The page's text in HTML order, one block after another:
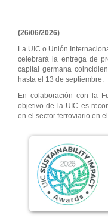
(26/06/2026)
La UIC o Unión
celebrará la entrega de
capital germana
hasta el 13 de septiembre.
En colaboración con la
objetivo de la UIC es
en el sector ferroviario en